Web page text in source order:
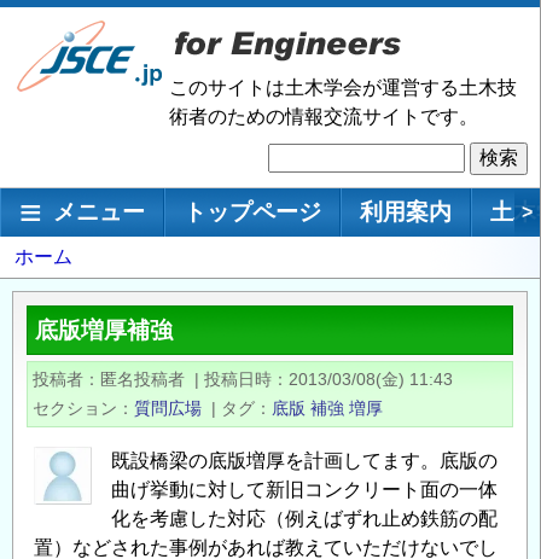
メ
ン
移
このサイトは土木学会が運営する土木技
術者のための情報交流サイトです。
索
メインナビゲーション
メニュー トップページ 利用案内 土 >
パ
ン
ず
ホーム
底版増厚補強
投稿者 匿名投稿者 | 投稿日時
2013/03/08(金) 11:43
セクション
質問広場 | タグ 底版 補強 増厚
既設橋梁の底版増厚を計画してます。底版の
曲げ挙動に対して新旧コンクリート面の一体
化を考慮した対応（例えばずれ止め鉄筋の配
置）などされた事例があれば教えていただけないでし